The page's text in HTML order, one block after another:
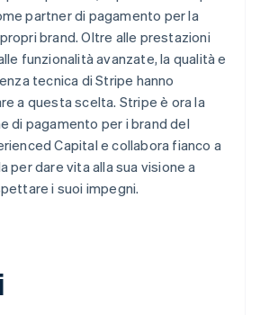
partner di pagamento per la
brand. Oltre alle prestazioni
funzionalità avanzate, la qualità e
tecnica di Stripe hanno
a questa scelta. Stripe è ora la
di pagamento per i brand del
Capital e collabora fianco a
per dare vita alla sua visione a
i suoi impegni.